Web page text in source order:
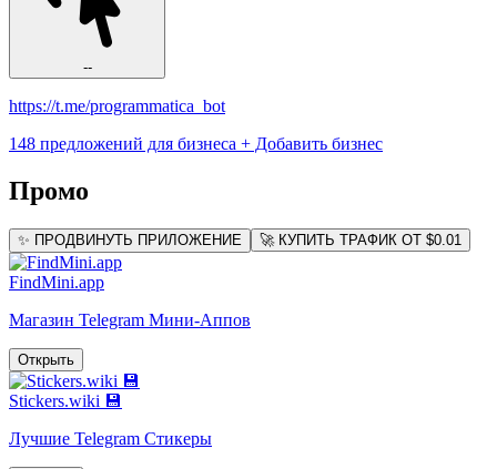
--
https://t.me/programmatica_bot
148 предложений для бизнеса + Добавить бизнес
Промо
✨ ПРОДВИНУТЬ ПРИЛОЖЕНИЕ 🚀 КУПИТЬ ТРАФИК ОТ $0.01
FindMini.app
Магазин Telegram Мини-Аппов
Открыть
Stickers.wiki 💾
Лучшие Telegram Стикеры